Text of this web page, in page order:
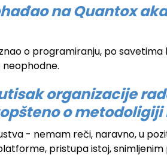
na Quantox
o programiranju, po
neophodne.
organizacije
o
- nemam reči, naravno, u
pristupa istoj,